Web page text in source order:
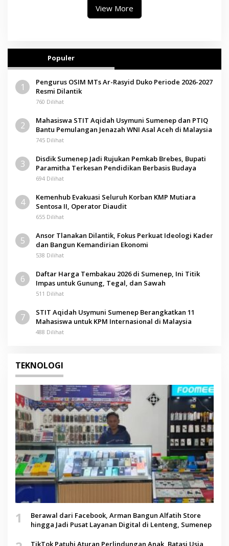
View More
Populer
1
Pengurus OSIM MTs Ar-Rasyid Duko Periode 2026-2027
Resmi Dilantik
760 Dilihat
2
Mahasiswa STIT Aqidah Usymuni Sumenep dan PTIQ
Bantu Pemulangan Jenazah WNI Asal Aceh di Malaysia
745 Dilihat
3
Disdik Sumenep Jadi Rujukan Pemkab Brebes, Bupati
Paramitha Terkesan Pendidikan Berbasis Budaya
694 Dilihat
4
Kemenhub Evakuasi Seluruh Korban KMP Mutiara
Sentosa II, Operator Diaudit
655 Dilihat
5
Ansor Tlanakan Dilantik, Fokus Perkuat Ideologi Kader
dan Bangun Kemandirian Ekonomi
538 Dilihat
6
Daftar Harga Tembakau 2026 di Sumenep, Ini Titik
Impas untuk Gunung, Tegal, dan Sawah
511 Dilihat
7
STIT Aqidah Usymuni Sumenep Berangkatkan 11
Mahasiswa untuk KPM Internasional di Malaysia
488 Dilihat
TEKNOLOGI
1
Berawal dari Facebook, Arman Bangun Alfatih Store
hingga Jadi Pusat Layanan Digital di Lenteng, Sumenep
TikTok Patuhi Aturan Perlindungan Anak, Batasi Usia